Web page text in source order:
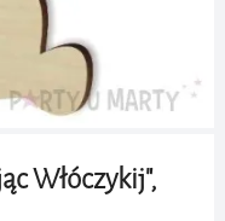
Włóczykij",